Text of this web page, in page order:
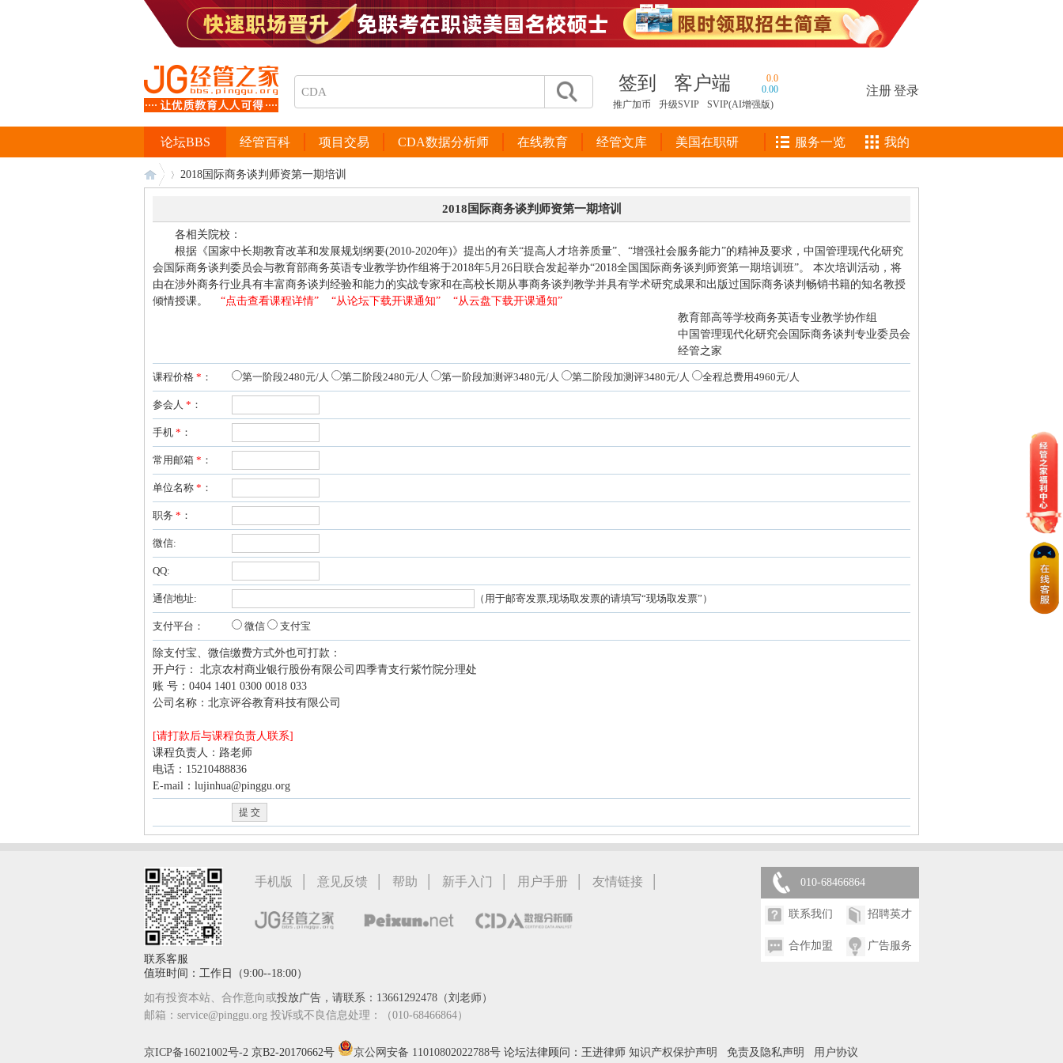
签到 客户端
0.0
0.00
推广加币
升级SVIP SVIP(AI增强版)
注册登录
经管百科 项目交易 CDA数据分析师 在线教育 经管文库 美国在职研
论坛BBS 服务一览 我的
管
之
2018国际商务谈判师资第一期培训
2018国际商务谈判师资第一期培训
各相关院校：
根据《国家中长期教育改革和发展规划纲要(2010-2020年)》提出的有关“提高人才培养质量”、“增强社会服务能力”的精神及要求，中国管理现代化研究
会国际商务谈判委员会与教育部商务英语专业教学协作组将于2018年5月26日联合发起举办“2018全国国际商务谈判师资第一期培训班”。 本次培训活动，将
由在涉外商务行业具有丰富商务谈判经验和能力的实战专家和在高校长期从事商务谈判教学并具有学术研究成果和出版过国际商务谈判畅销书籍的知名教授
倾情授课。 “点击查看课程详情” “从论坛下载开课通知”
“从云盘下载开课通知”
教育部高等学校商务英语专业教学协作组
中国管理现代化研究会国际商务谈判专业委员会
经管之家
课程价格 * ： 第一阶段2480元/人 第二阶段2480元/人 第一阶段加测评3480元/人 第二阶段加测评3480元/人 全程总费用4960元/人
参会人 * ：
手机 * ：
常用邮箱 * ：
单位名称 * ：
职务 * ：
微信:
QQ:
通信地址: （用于邮寄发票,现场取发票的请填写“现场取发票”）
支付平台： 微信 支付宝
除支付宝、微信缴费方式外也可打款：
开户行： 北京农村商业银行股份有限公司四季青支行紫竹院分理处
账 号：0404 1401 0300 0018 033
公司名称：北京评谷教育科技有限公司
[请打款后与课程负责人联系]
课程负责人：路老师
电话：15210488836
E-mail：lujinhua@pinggu.org
手机版 | 意见反馈 | 帮助 | 新手入门 | 用户手册 | 友情链接 |
联系客服
值班时间：工作日（9:00--18:00）
如有投资本站、合作意向或投放广告，请联系：13661292478（刘老师）
邮箱：service@pinggu.org 投诉或不良信息处理：（010-68466864）
010-68466864
联系我们 招聘英才
合作加盟 广告服务
京ICP备16021002号-2 京B2-20170662号 京公网安备 11010802022788号 论坛法律顾问：王进律师 知识产权保护声明 免责及隐私声明 用户协议